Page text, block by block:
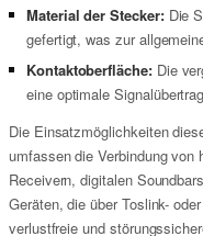
Material der Stecker:Die
gefertigt, was zur
Kontaktoberfläche:Die
eine optimale
Die Einsatzmöglichkeiten
umfassen die Verbindung von
Receivern, digitalen
Geräten, die über Toslink-
verlustfreie und